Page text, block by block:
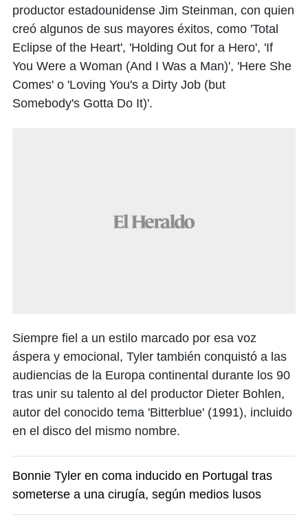
productor estadounidense Jim Steinman, con quien
creó algunos de sus mayores éxitos, como 'Total
Eclipse of the Heart', 'Holding Out for a Hero', 'If
You Were a Woman (And I Was a Man)', 'Here She
Comes' o 'Loving You's a Dirty Job (but
Somebody's Gotta Do It)'.
Siempre fiel a un estilo marcado por esa voz
áspera y emocional, Tyler también conquistó a las
audiencias de la Europa continental durante los 90
tras unir su talento al del productor Dieter Bohlen,
autor del conocido tema 'Bitterblue' (1991), incluido
en el disco del mismo nombre.
Bonnie Tyler en coma inducido en Portugal tras
someterse a una cirugía, según medios lusos